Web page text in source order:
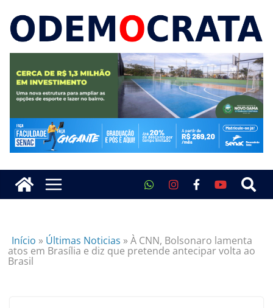
Início » Últimas Noticias »À CNN, Bolsonaro lamenta
atos em Brasília e diz que pretende antecipar volta ao
Brasil